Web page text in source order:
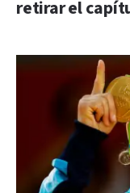
retirar el